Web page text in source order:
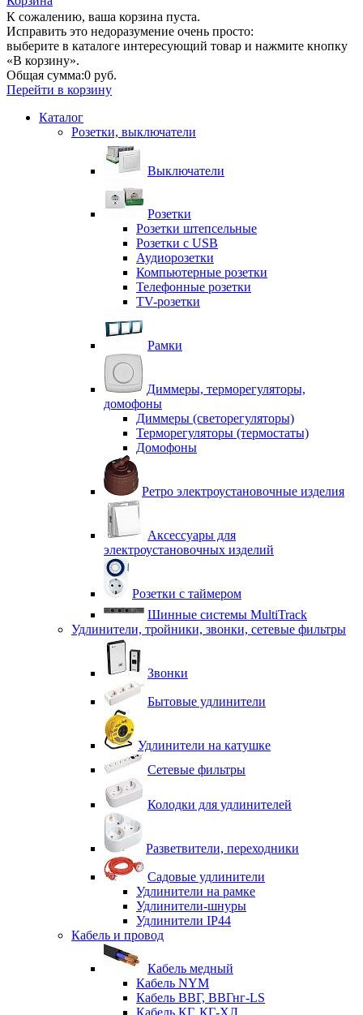
К сожалению, ваша корзина пуста.
Исправить это недоразумение очень просто:
выберите в каталоге интересующий товар и нажмите кнопку
«В корзину».
Общая сумма:0 руб.
Перейти в корзину
Каталог
Розетки, выключатели
Выключатели
Розетки
Розетки штепсельные
Розетки с USB
Аудиорозетки
Компьютерные розетки
Телефонные розетки
TV-розетки
Рамки
Диммеры, терморегуляторы,
домофоны
Диммеры (светорегуляторы)
Терморегуляторы (термостаты)
Домофоны
Ретро электроустановочные изделия
Аксессуары для
электроустановочных изделий
Розетки с таймером
Шинные системы MultiTrack
Удлинители, тройники, звонки, сетевые фильтры
Звонки
Бытовые удлинители
Удлинители на катушке
Сетевые фильтры
Колодки для удлинителей
Разветвители, переходники
Садовые удлинители
Удлинители на рамке
Удлинители-шнуры
Удлинители IP44
Кабель и провод
Кабель медный
Кабель NYM
Кабель ВВГ, ВВГнг-LS
Кабель КГ, КГ-ХЛ